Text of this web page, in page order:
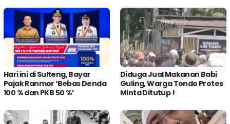
Hari ini di Sulteng, Bayar
Pajak Ranmor ‘Bebas Denda
100 % dan PKB 50 %’
Diduga Jual Makanan Babi
Guling, Warga Tondo Protes
Minta Ditutup !